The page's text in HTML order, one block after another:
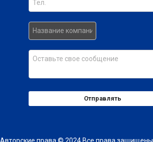
Отправлять